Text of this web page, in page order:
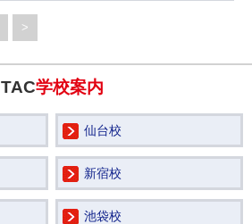
>
TAC学校案内
仙台校
新宿校
池袋校